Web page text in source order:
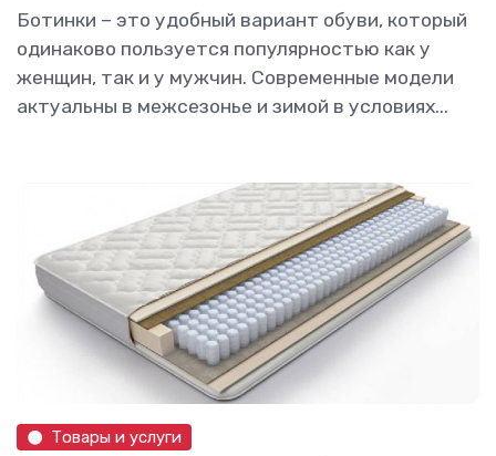
Ботинки – это удобный вариант обуви, который
одинаково пользуется популярностью как у
женщин, так и у мужчин. Современные модели
актуальны в межсезонье и зимой в условиях...
Товары и услуги